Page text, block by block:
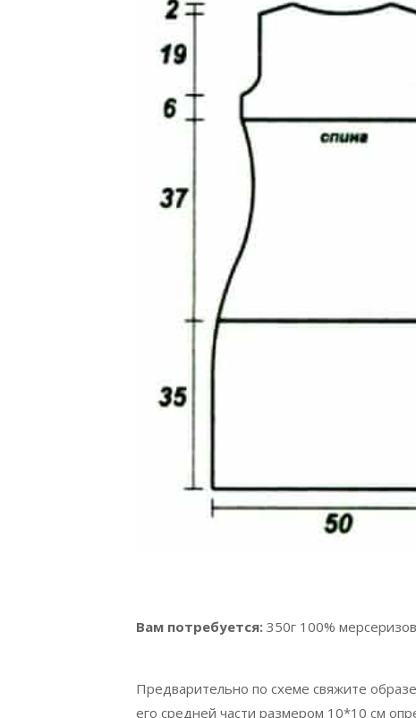
Вам потребуется: 350г 100%
Предварительно по схеме свяжите
его средней части размером 10*10 см